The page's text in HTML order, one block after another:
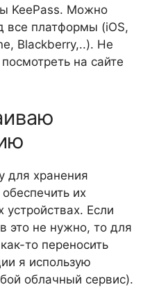
KeePass. Можно
все платформы (iOS,
Blackberry,..). Не
на сайте
для хранения
их
устройствах. Если
это не нужно, то для
то переносить
я использую
облачный сервис).